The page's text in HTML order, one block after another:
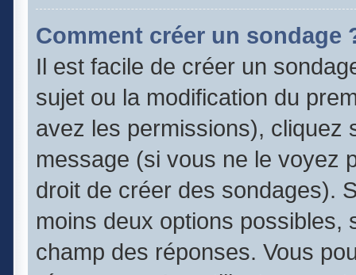
Comment créer un sondage
Il est facile de créer un
sujet ou la modification du
avez les permissions), cliquez
message (si vous ne le voyez
droit de créer des sondages).
moins deux options possibles,
champ des réponses. Vous